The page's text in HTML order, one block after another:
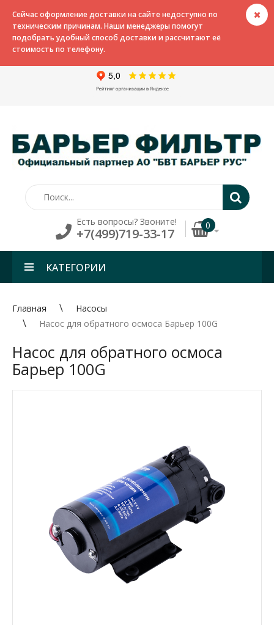
Сейчас оформление доставки на сайте недоступно по
техническим причинам. Наши менеджеры помогут
подобрать удобный способ доставки и рассчитают её
стоимость по телефону.
Есть вопросы? Звоните!
+7(499)719-33-17
0
КАТЕГОРИИ
Главная
Насосы
Насос для обратного осмоса Барьер 100G
Насос для обратного осмоса
Барьер 100G